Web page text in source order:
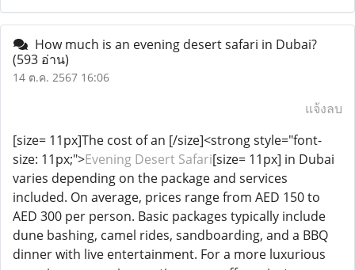
How much is an evening desert safari in Dubai?
(593 อ่าน)
14 ต.ค. 2567 16:06
แจ้งลบ
[size= 11px]The cost of an [/size]<strong style="font-
size: 11px;">Evening Desert Safari[size= 11px] in Dubai
varies depending on the package and services
included. On average, prices range from AED 150 to
AED 300 per person. Basic packages typically include
dune bashing, camel rides, sandboarding, and a BBQ
dinner with live entertainment. For a more luxurious